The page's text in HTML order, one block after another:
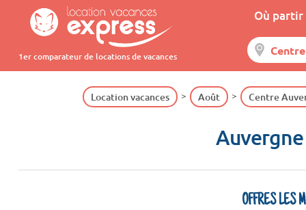
1er comparateur de locations de vacances
Où partir
Location vacances Août Centre
OFFRES LES